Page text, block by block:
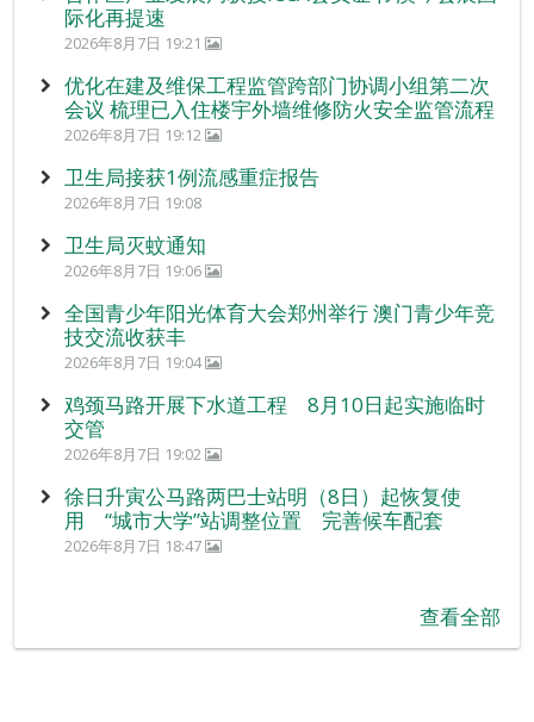
际化再提速
2026年8月7日 19:21
优化在建及维保工程监管跨部门协调小组第二次
会议 梳理已入住楼宇外墙维修防火安全监管流程
2026年8月7日 19:12
卫生局接获1例流感重症报告
2026年8月7日 19:08
卫生局灭蚊通知
2026年8月7日 19:06
全国青少年阳光体育大会郑州举行 澳门青少年竞
技交流收获丰
2026年8月7日 19:04
鸡颈马路开展下水道工程 8月10日起实施临时
交管
2026年8月7日 19:02
徐日升寅公马路两巴士站明（8日）起恢复使
用 “城市大学”站调整位置 完善候车配套
2026年8月7日 18:47
查看全部